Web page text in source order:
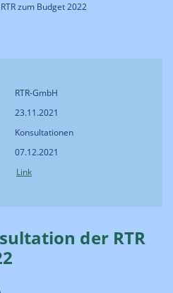
zum Budget 2022
RTR-GmbH
23.11.2021
Konsultationen
07.12.2021
Link
der RTR